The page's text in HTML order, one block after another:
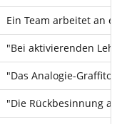
Ein Team arbeitet an
"Bei aktivierenden
"Das Analogie-Graffito
"Die Rückbesinnung